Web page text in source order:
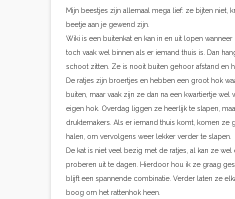
Mijn beestjes zijn allemaal mega lief: ze bijten niet,
beetje aan je gewend zijn.
Wiki is een buitenkat en kan in en uit lopen
toch vaak wel binnen als er iemand thuis is. Dan
schoot zitten. Ze is nooit buiten gehoor afstand en
De ratjes zijn broertjes en hebben een groot hok
buiten, maar vaak zijn ze dan na een kwartiertje
eigen hok. Overdag liggen ze heerlijk te slapen,
druktemakers. Als er iemand thuis komt, komen ze
halen, om vervolgens weer lekker verder te slapen.
De kat is niet veel bezig met de ratjes, al kan ze
proberen uit te dagen. Hierdoor hou ik ze graag
blijft een spannende combinatie. Verder laten ze
boog om het rattenhok heen.